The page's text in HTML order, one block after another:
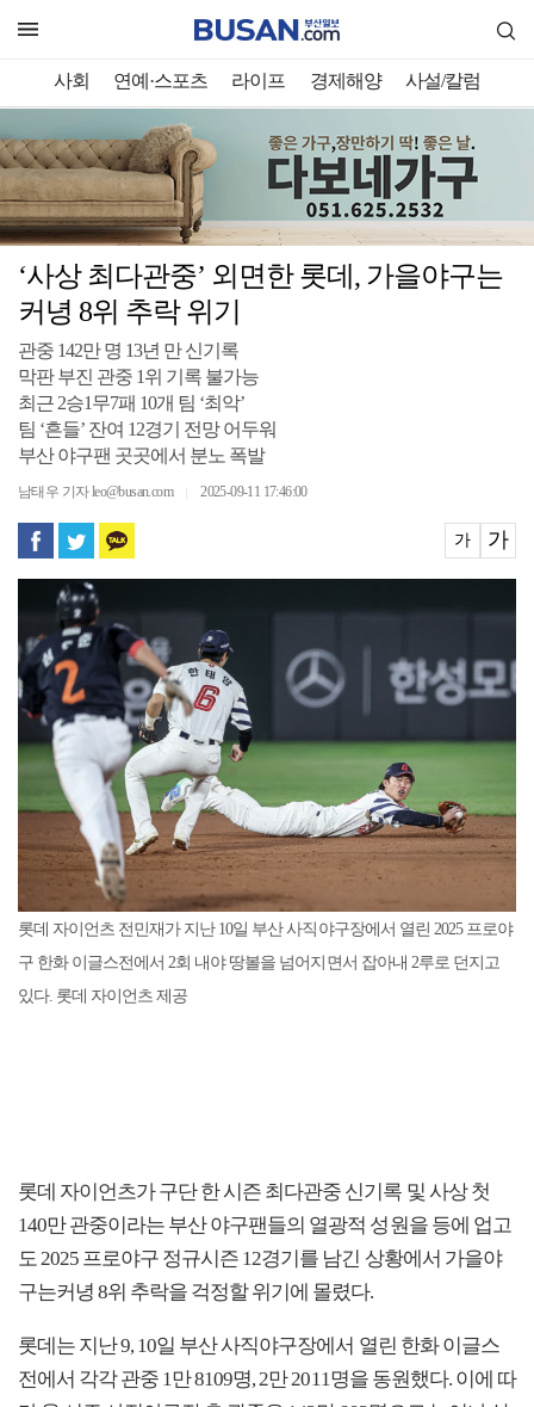
사회 연예·스포츠 라이프 경제해양 사설/칼럼
‘사상 최다관중’ 외면한 롯데, 가을야구는
커녕 8위 추락 위기
관중 142만 명 13년 만 신기록
막판 부진 관중 1위 기록 불가능
최근 2승1무7패 10개 팀 ‘최악’
팀 ‘흔들’ 잔여 12경기 전망 어두워
부산 야구팬 곳곳에서 분노 폭발
남태우 기자 leo@busan.com 2025-09-11 17:46:00
가 가
롯데 자이언츠 전민재가 지난 10일 부산 사직야구장에서 열린 2025 프로야
구 한화 이글스전에서 2회 내야 땅볼을 넘어지면서 잡아내 2루로 던지고
있다. 롯데 자이언츠 제공
롯데 자이언츠가 구단 한 시즌 최다관중 신기록 및 사상 첫
140만 관중이라는 부산 야구팬들의 열광적 성원을 등에 업고
도 2025 프로야구 정규시즌 12경기를 남긴 상황에서 가을야
구는커녕 8위 추락을 걱정할 위기에 몰렸다.
롯데는 지난 9, 10일 부산 사직야구장에서 열린 한화 이글스
전에서 각각 관중 1만 8109명, 2만 2011명을 동원했다. 이에 따